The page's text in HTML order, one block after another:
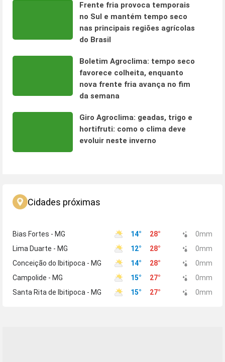
Frente fria provoca temporais
no Sul e mantém tempo seco
nas principais regiões agrícolas
do Brasil
Boletim Agroclima: tempo seco
favorece colheita, enquanto
nova frente fria avança no fim
da semana
Giro Agroclima: geadas, trigo e
hortifruti: como o clima deve
evoluir neste inverno
Cidades próximas
Bias Fortes - MG 14° 28° 0mm
Lima Duarte - MG
12° 28° 0mm
Conceição do Ibitipoca - MG
14° 28° 0mm
Campolide - MG
15° 27° 0mm
Santa Rita de Ibitipoca - MG
15° 27° 0mm